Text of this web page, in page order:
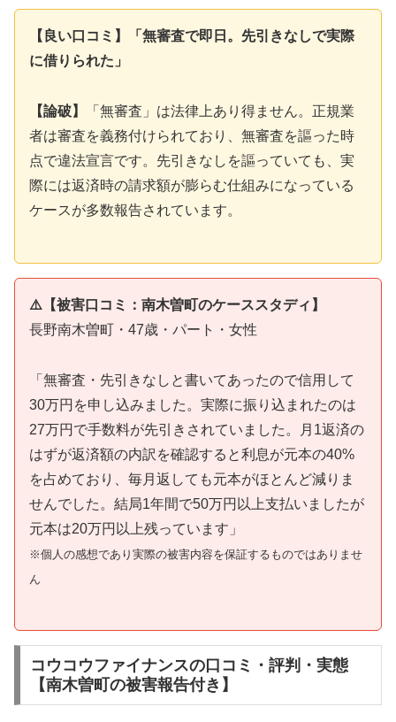
【良い口コミ】「無審査で即日。先引きなしで実際
に借りられた」
【論破】
「無審査」は法律上あり得ません。正規業
者は審査を義務付けられており、無審査を謳った時
点で違法宣言です。先引きなしを謳っていても、実
際には返済時の請求額が膨らむ仕組みになっている
ケースが多数報告されています。
⚠️【被害口コミ：南木曽町のケーススタディ】
長野南木曽町・47歳・パート・女性
「無審査・先引きなしと書いてあったので信用して
30万円を申し込みました。実際に振り込まれたのは
27万円で手数料が先引きされていました。月1返済の
はずが返済額の内訳を確認すると利息が元本の40%
を占めており、毎月返しても元本がほとんど減りま
せんでした。結局1年間で50万円以上支払いましたが
元本は20万円以上残っています」
※個人の感想であり実際の被害内容を保証するものではありませ
ん
コウコウファイナンスの口コミ・評判・実態
【南木曽町の被害報告付き】